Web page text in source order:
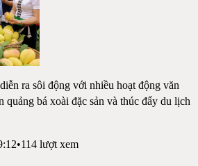
ra sôi động với nhiều hoạt động văn
quảng bá xoài đặc sản và thúc đẩy du lịch
•114 lượt xem